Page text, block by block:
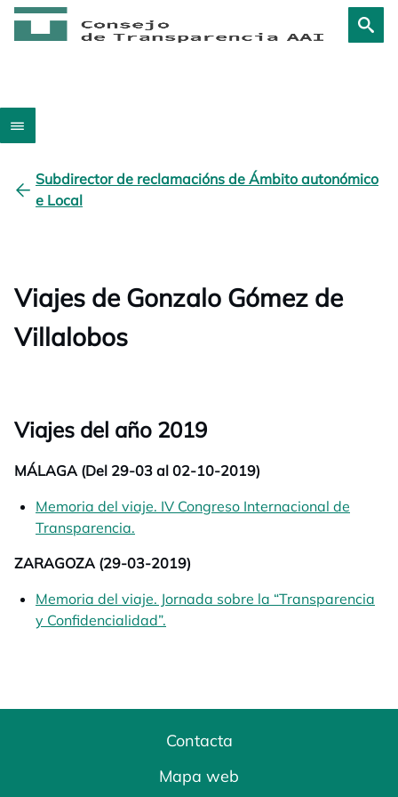
Subdirector de reclamacións de Ámbito autonómico
e Local
Viajes de Gonzalo Gómez de
Villalobos
Viajes del año 2019
MÁLAGA (Del 29-03 al 02-10-2019)
Memoria del viaje. IV Congreso Internacional de
Transparencia.
ZARAGOZA (29-03-2019)
Memoria del viaje. Jornada sobre la “Transparencia
y Confidencialidad”.
Contacta
Mapa web